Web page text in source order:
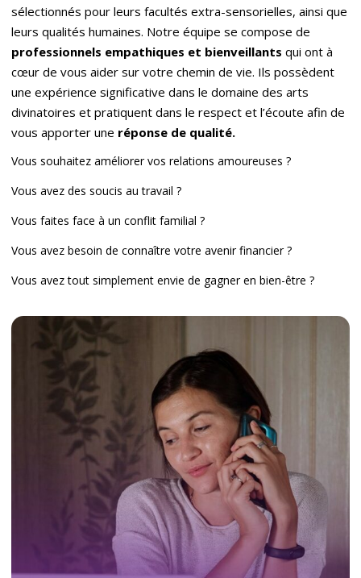
sélectionnés pour leurs facultés extra-sensorielles, ainsi que
leurs qualités humaines. Notre équipe se compose de
professionnels empathiques et bienveillants qui ont à
cœur de vous aider sur votre chemin de vie. Ils possèdent
une expérience significative dans le domaine des arts
divinatoires et pratiquent dans le respect et l’écoute afin de
vous apporter une réponse de qualité.
Vous souhaitez améliorer vos relations amoureuses ?
Vous avez des soucis au travail ?
Vous faites face à un conflit familial ?
Vous avez besoin de connaître votre avenir financier ?
Vous avez tout simplement envie de gagner en bien-être ?